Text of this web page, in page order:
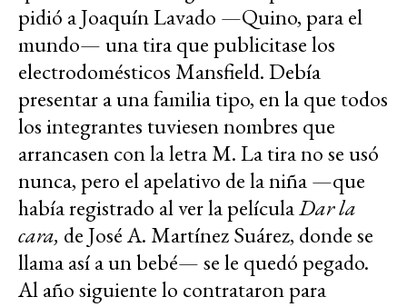
pidió a Joaquín Lavado —Quino, para el
mundo— una tira que publicitase los
electrodomésticos Mansfield. Debía
presentar a una familia tipo, en la que todos
los integrantes tuviesen nombres que
arrancasen con la letra M. La tira no se usó
nunca, pero el apelativo de la niña —que
había registrado al ver la películaDar la
cara, de José A. Martínez Suárez, donde se
llama así a un bebé— se le quedó pegado.
Al año siguiente lo contrataron para